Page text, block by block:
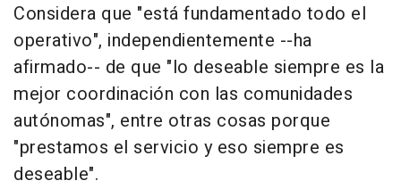
Considera que "está fundamentado todo el
operativo", independientemente --ha
afirmado-- de que "lo deseable siempre es la
mejor coordinación con las comunidades
autónomas", entre otras cosas porque
"prestamos el servicio y eso siempre es
deseable".